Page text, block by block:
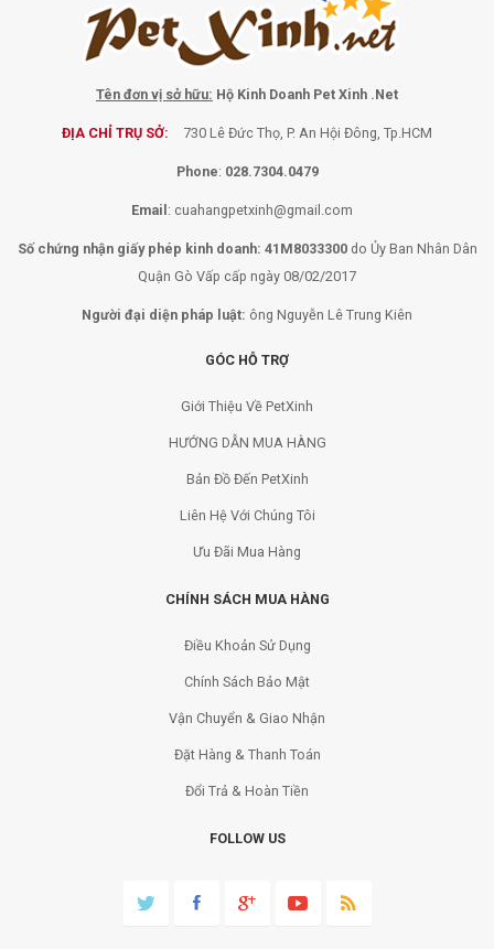
Tên đơn vị sở hữu: Hộ Kinh Doanh Pet Xinh .Net
ĐỊA CHỈ TRỤ SỞ: 730 Lê Đức Thọ, P. An Hội Đông, Tp.HCM
Phone: 028.7304.0479
Email : cuahangpetxinh@gmail.com
Số chứng nhận giấy phép kinh doanh: 41M8033300do Ủy Ban Nhân Dân
Quận Gò Vấp cấp ngày 08/02/2017
Người đại diện pháp luật: ông Nguyễn Lê Trung Kiên
GÓC HỖ TRỢ
Giới Thiệu Về PetXinh
HƯỚNG DẪN MUA HÀNG
Bản Đồ Đến PetXinh
Liên Hệ Với Chúng Tôi
Ưu Đãi Mua Hàng
CHÍNH SÁCH MUA HÀNG
Điều Khoản Sử Dụng
Chính Sách Bảo Mật
Vận Chuyển & Giao Nhận
Đặt Hàng & Thanh Toán
Đổi Trả & Hoàn Tiền
FOLLOW US